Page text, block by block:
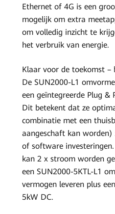
Ethernet of 4G is een
mogelijk om extra
om volledig inzicht te
het verbruik van energie.
Klaar voor de toekomst –
De SUN2000-L1
een geïntegreerde Plug &
Dit betekent dat ze
combinatie met een
aangeschaft kan
of software
kan 2 x stroom worden
een SUN2000-5KTL-L1
vermogen leveren plus
5kW DC.